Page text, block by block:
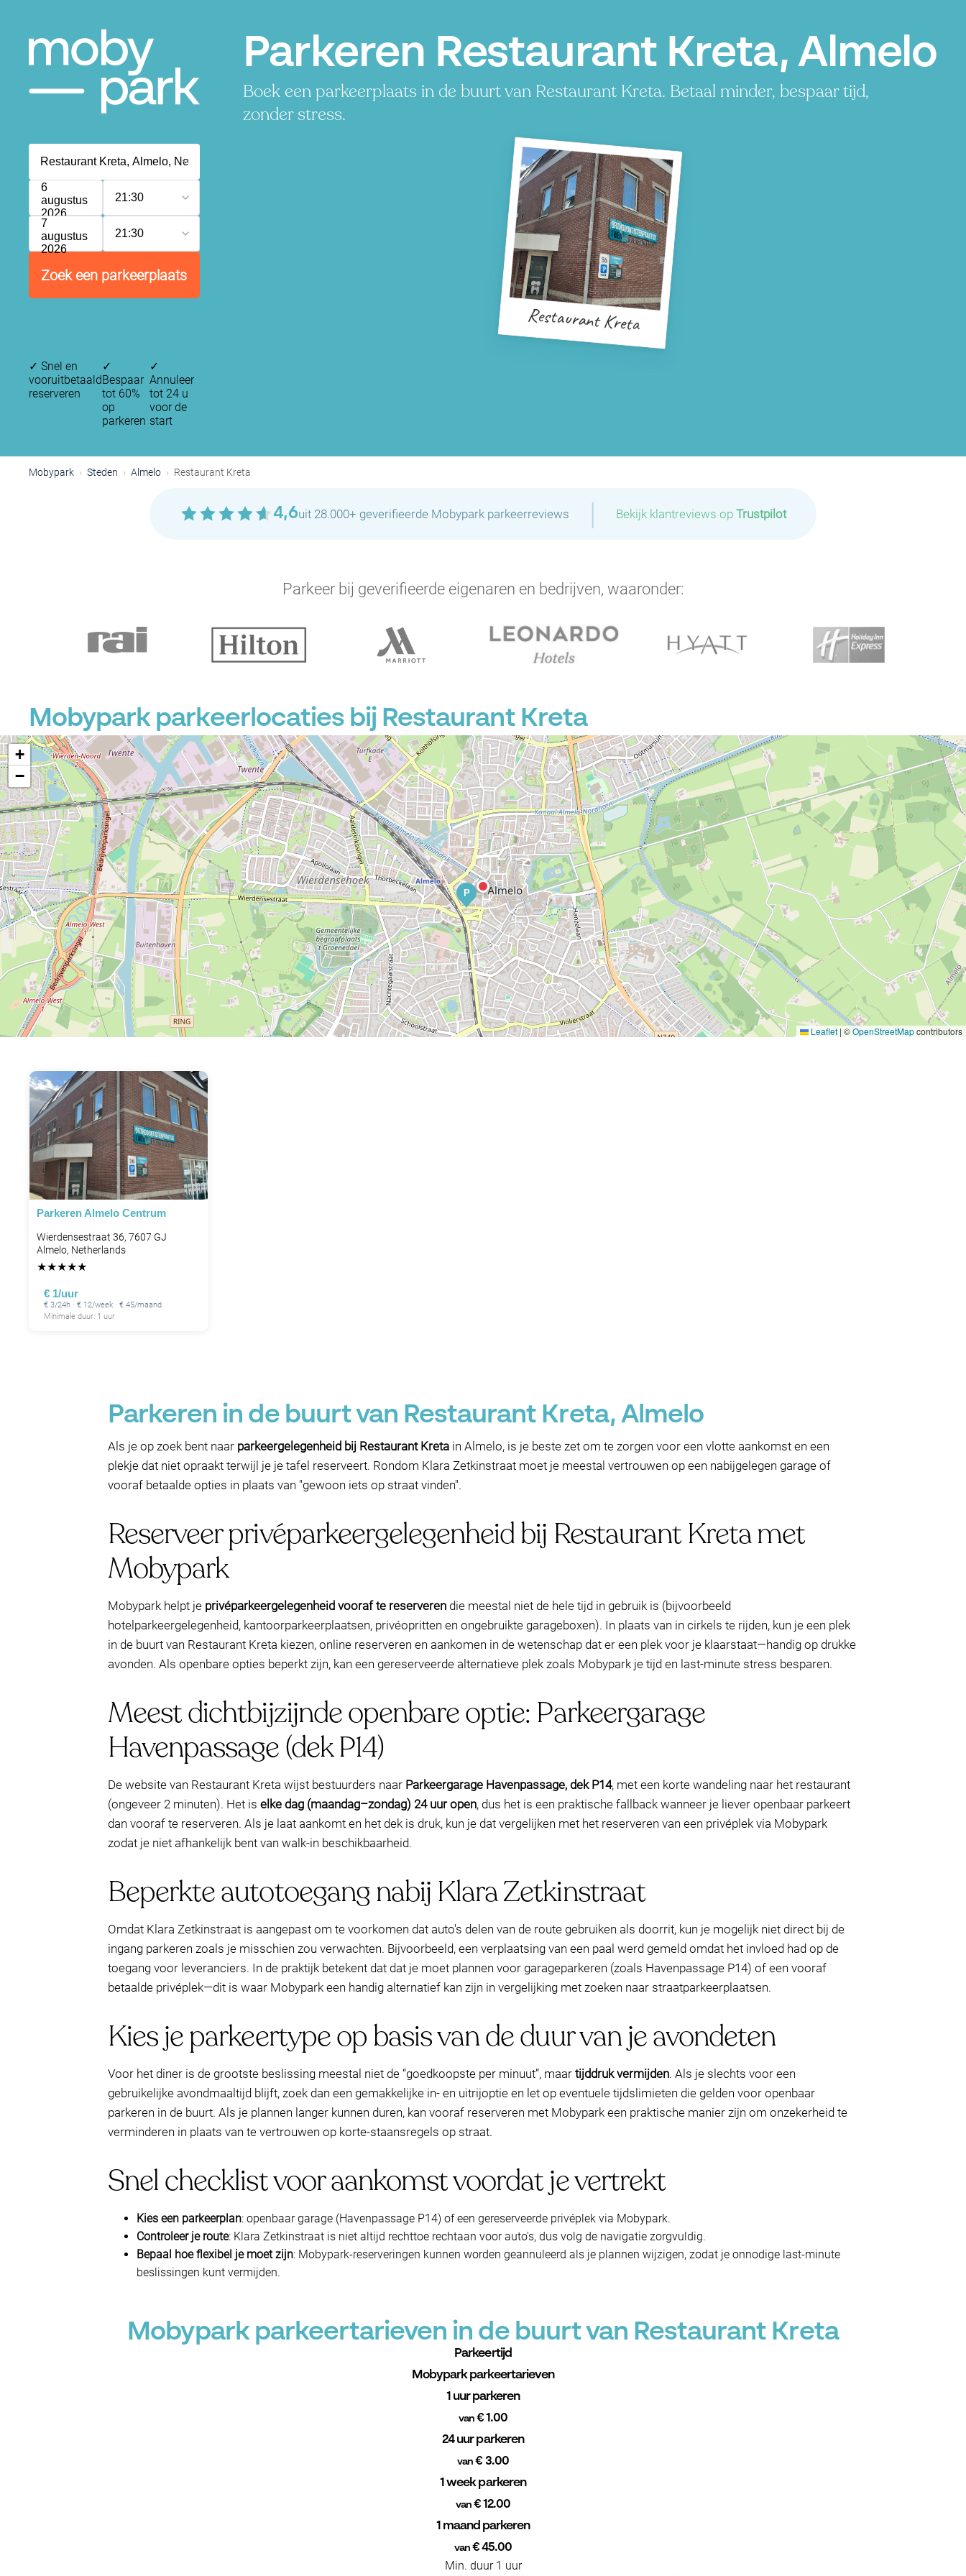
Parkeren Restaurant Kreta, Almelo
Boek een parkeerplaats in de buurt van Restaurant Kreta. Betaal minder, bespaar tijd,
zonder stress.
6
augustus
2026
21:30
7
augustus
2026
21:30
Zoek een parkeerplaats
Restaurant Kreta
✓ Snel en
vooruitbetaald
reserveren
✓
Bespaar
tot 60%
op
parkeren
✓
Annuleer
tot 24 u
voor de
start
Mobypark Steden Almelo Restaurant Kreta
4,6uit 28.000+ geverifieerde Mobypark parkeerreviews | Bekijk klantreviews op Trustpilot
Parkeer bij geverifieerde eigenaren en bedrijven, waaronder:
Mobypark parkeerlocaties bij Restaurant Kreta
P
+
−
Leaflet | ©OpenStreetMapcontributors
Parkeren Almelo Centrum
Wierdensestraat 36, 7607 GJ
Almelo, Netherlands
★★★★★
€ 1/uur
€ 3/24h · € 12/week · € 45/maand
Minimale duur: 1 uur
Parkeren in de buurt van Restaurant Kreta, Almelo
Als je op zoek bent naar parkeergelegenheid bij Restaurant Kreta in Almelo, is je beste zet om te zorgen voor een vlotte aankomst en een
plekje dat niet opraakt terwijl je je tafel reserveert. Rondom Klara Zetkinstraat moet je meestal vertrouwen op een nabijgelegen garage of
vooraf betaalde opties in plaats van "gewoon iets op straat vinden".
Reserveer privéparkeergelegenheid bij Restaurant Kreta met
Mobypark
Mobypark helpt je privéparkeergelegenheid vooraf te reserveren die meestal niet de hele tijd in gebruik is (bijvoorbeeld
hotelparkeergelegenheid, kantoorparkeerplaatsen, privéopritten en ongebruikte garageboxen). In plaats van in cirkels te rijden, kun je een plek
in de buurt van Restaurant Kreta kiezen, online reserveren en aankomen in de wetenschap dat er een plek voor je klaarstaat—handig op drukke
avonden. Als openbare opties beperkt zijn, kan een gereserveerde alternatieve plek zoals Mobypark je tijd en last-minute stress besparen.
Meest dichtbijzijnde openbare optie: Parkeergarage
Havenpassage (dek P14)
De website van Restaurant Kreta wijst bestuurders naar Parkeergarage Havenpassage, dek P14, met een korte wandeling naar het restaurant
(ongeveer 2 minuten). Het is elke dag (maandag–zondag) 24 uur open, dus het is een praktische fallback wanneer je liever openbaar parkeert
dan vooraf te reserveren. Als je laat aankomt en het dek is druk, kun je dat vergelijken met het reserveren van een privéplek via Mobypark
zodat je niet afhankelijk bent van walk-in beschikbaarheid.
Beperkte autotoegang nabij Klara Zetkinstraat
Omdat Klara Zetkinstraat is aangepast om te voorkomen dat auto's delen van de route gebruiken als doorrit, kun je mogelijk niet direct bij de
ingang parkeren zoals je misschien zou verwachten. Bijvoorbeeld, een verplaatsing van een paal werd gemeld omdat het invloed had op de
toegang voor leveranciers. In de praktijk betekent dat dat je moet plannen voor garageparkeren (zoals Havenpassage P14) of een vooraf
betaalde privéplek—dit is waar Mobypark een handig alternatief kan zijn in vergelijking met zoeken naar straatparkeerplaatsen.
Kies je parkeertype op basis van de duur van je avondeten
Voor het diner is de grootste beslissing meestal niet de “goedkoopste per minuut”, maar tijddruk vermijden. Als je slechts voor een
gebruikelijke avondmaaltijd blijft, zoek dan een gemakkelijke in- en uitrijoptie en let op eventuele tijdslimieten die gelden voor openbaar
parkeren in de buurt. Als je plannen langer kunnen duren, kan vooraf reserveren met Mobypark een praktische manier zijn om onzekerheid te
verminderen in plaats van te vertrouwen op korte-staansregels op straat.
Snel checklist voor aankomst voordat je vertrekt
Kies een parkeerplan: openbaar garage (Havenpassage P14) of een gereserveerde privéplek via Mobypark.
Controleer je route: Klara Zetkinstraat is niet altijd rechttoe rechtaan voor auto's, dus volg de navigatie zorgvuldig.
Bepaal hoe flexibel je moet zijn: Mobypark-reserveringen kunnen worden geannuleerd als je plannen wijzigen, zodat je onnodige last-minute
beslissingen kunt vermijden.
Mobypark parkeertarieven in de buurt van Restaurant Kreta
Parkeertijd
Mobypark parkeertarieven
1 uur parkeren
van€ 1.00
24 uur parkeren
van € 3.00
1 week parkeren
van€ 12.00
1 maand parkeren
van€ 45.00
Min. duur 1 uur